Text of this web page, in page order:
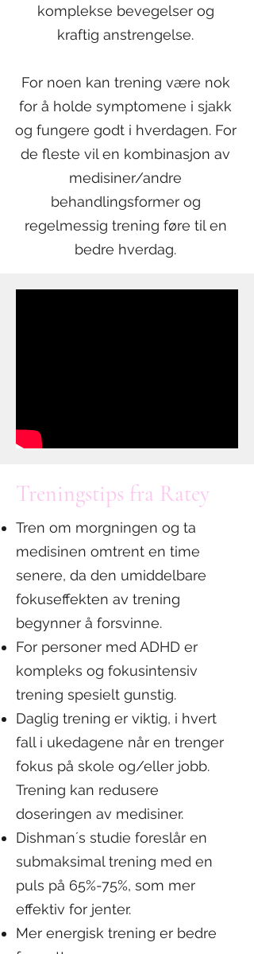
komplekse bevegelser og
kraftig anstrengelse.
For noen kan trening være nok
for å holde symptomene i sjakk
og fungere godt i hverdagen. For
de fleste vil en kombinasjon av
medisiner/andre
behandlingsformer og
regelmessig trening føre til en
bedre hverdag.
Treningstips fra Ratey
Tren om morgningen og ta
medisinen omtrent en time
senere, da den umiddelbare
fokuseffekten av trening
begynner å forsvinne.
For personer med ADHD er
kompleks og fokusintensiv
trening spesielt gunstig.
Daglig trening er viktig, i hvert
fall i ukedagene når en trenger
fokus på skole og/eller jobb.
Trening kan redusere
doseringen av medisiner.
Dishman´s studie foreslår en
submaksimal trening med en
puls på 65%-75%, som mer
effektiv for jenter.
Mer energisk trening er bedre